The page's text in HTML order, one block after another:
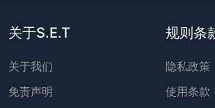
关于S.E.T
关于我们
免责声明
规则条
隐私政策
使用条款